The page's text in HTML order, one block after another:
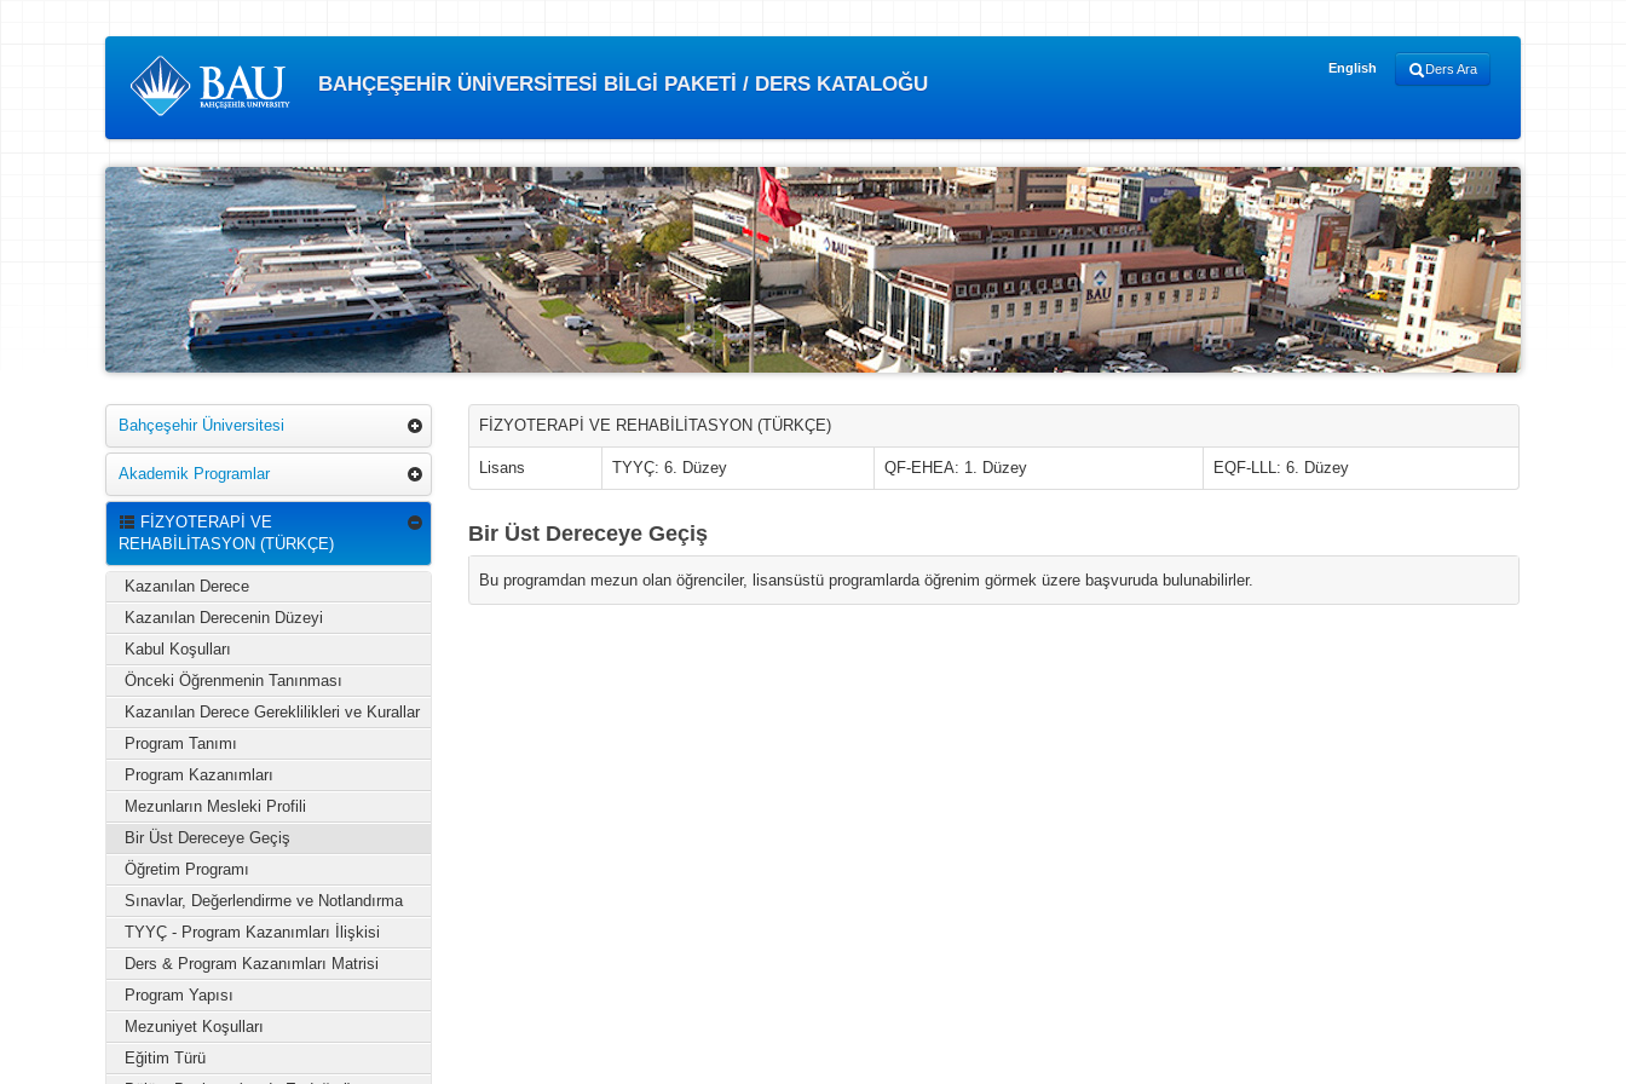
BAHÇEŞEHİR ÜNİVERSİTESİ BİLGİ PAKETİ / DERS KATALOĞU
English Ders Ara
Bahçeşehir Üniversitesi
Akademik Programlar
FİZYOTERAPİ VE
REHABİLİTASYON (TÜRKÇE)
Kazanılan Derece
Kazanılan Derecenin Düzeyi
Kabul Koşulları
Önceki Öğrenmenin Tanınması
Kazanılan Derece Gereklilikleri ve Kurallar
Program Tanımı
Program Kazanımları
Mezunların Mesleki Profili
Bir Üst Dereceye Geçiş
Öğretim Programı
Sınavlar, Değerlendirme ve Notlandırma
TYYÇ - Program Kazanımları İlişkisi
Ders & Program Kazanımları Matrisi
Program Yapısı
Mezuniyet Koşulları
Eğitim Türü
FİZYOTERAPİ VE REHABİLİTASYON (TÜRKÇE)
Lisans TYYÇ: 6. Düzey QF-EHEA: 1. Düzey EQF-LLL: 6. Düzey
Bir Üst Dereceye Geçiş
Bu programdan mezun olan öğrenciler, lisansüstü programlarda öğrenim görmek üzere başvuruda bulunabilirler.